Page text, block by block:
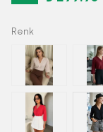
Renk